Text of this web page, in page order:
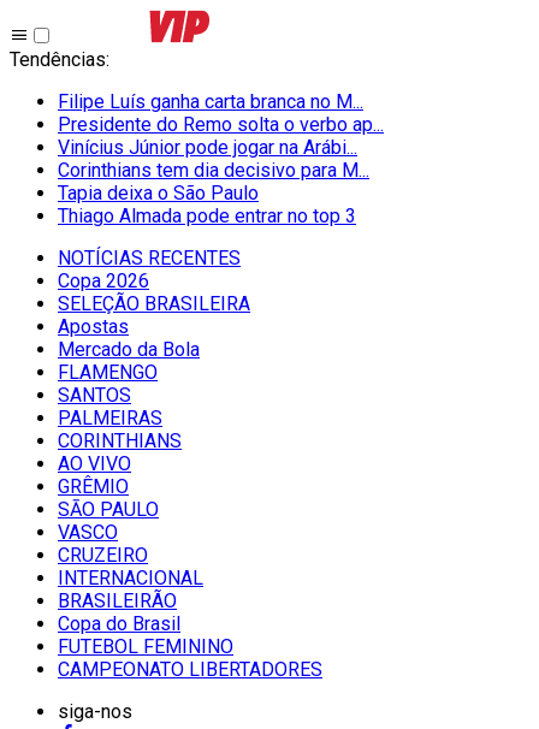
Tendências:
Filipe Luís ganha carta branca no M...
Presidente do Remo solta o verbo ap...
Vinícius Júnior pode jogar na Arábi...
Corinthians tem dia decisivo para M...
Tapia deixa o São Paulo
Thiago Almada pode entrar no top 3
NOTÍCIAS RECENTES
Copa 2026
SELEÇÃO BRASILEIRA
Apostas
Mercado da Bola
FLAMENGO
SANTOS
PALMEIRAS
CORINTHIANS
AO VIVO
GRÊMIO
SĀO PAULO
VASCO
CRUZEIRO
INTERNACIONAL
BRASILEIRÃO
Copa do Brasil
FUTEBOL FEMININO
CAMPEONATO LIBERTADORES
siga-nos